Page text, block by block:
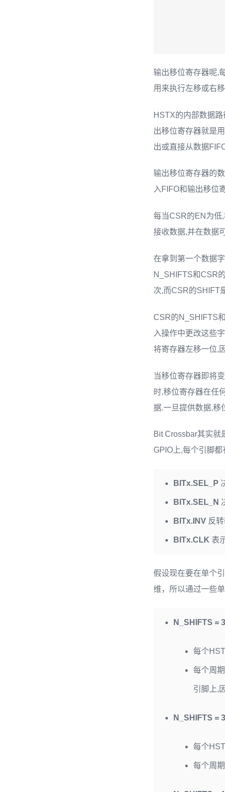
输出移位寄存器呢,
用来执行左移或右
HSTX的内部数据
出移位寄存器就是
出或直接从数据
输出移位寄存器的
入FIFO和输出移位
每当CSR的EN为低
接收数据,并在数据
在拿到第一个数据
N_SHIFTS和CSR
次,而CSR的SHIFT
CSR的N_SHIFTS
入操作中更改这些
将寄存器左移一位,
当移位寄存器即将
时,移位寄存器在任
据.一旦提供数据,移
Bit Crossbar其实就
GPIO上,每个引脚
BITx.SEL_P
BITx.SEL_N
BITx.INV反转
BITx.CLK 表
假设现在要在单个
维，所以通过一些
N_SHIFTS =
每个
每个周
引脚上,
N_SHIFTS =
每个
每个周